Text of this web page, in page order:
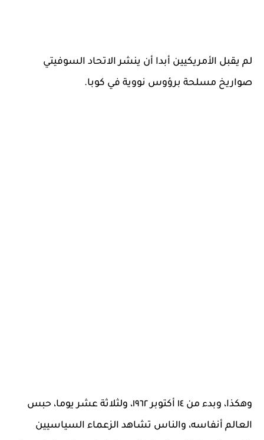
لم يقبل الأمريكيين أبدا أن ينشر الاتحاد السوفيتي
صواريخ مسلحة برؤوس نووية في كوبا.
وهكذا، وبدء من ١٤ أكتوبر ١٩٦٢، ولثلاثة عشر يوما، حبس
العالم أنفاسه، والناس تشاهد الزعماء السياسيين